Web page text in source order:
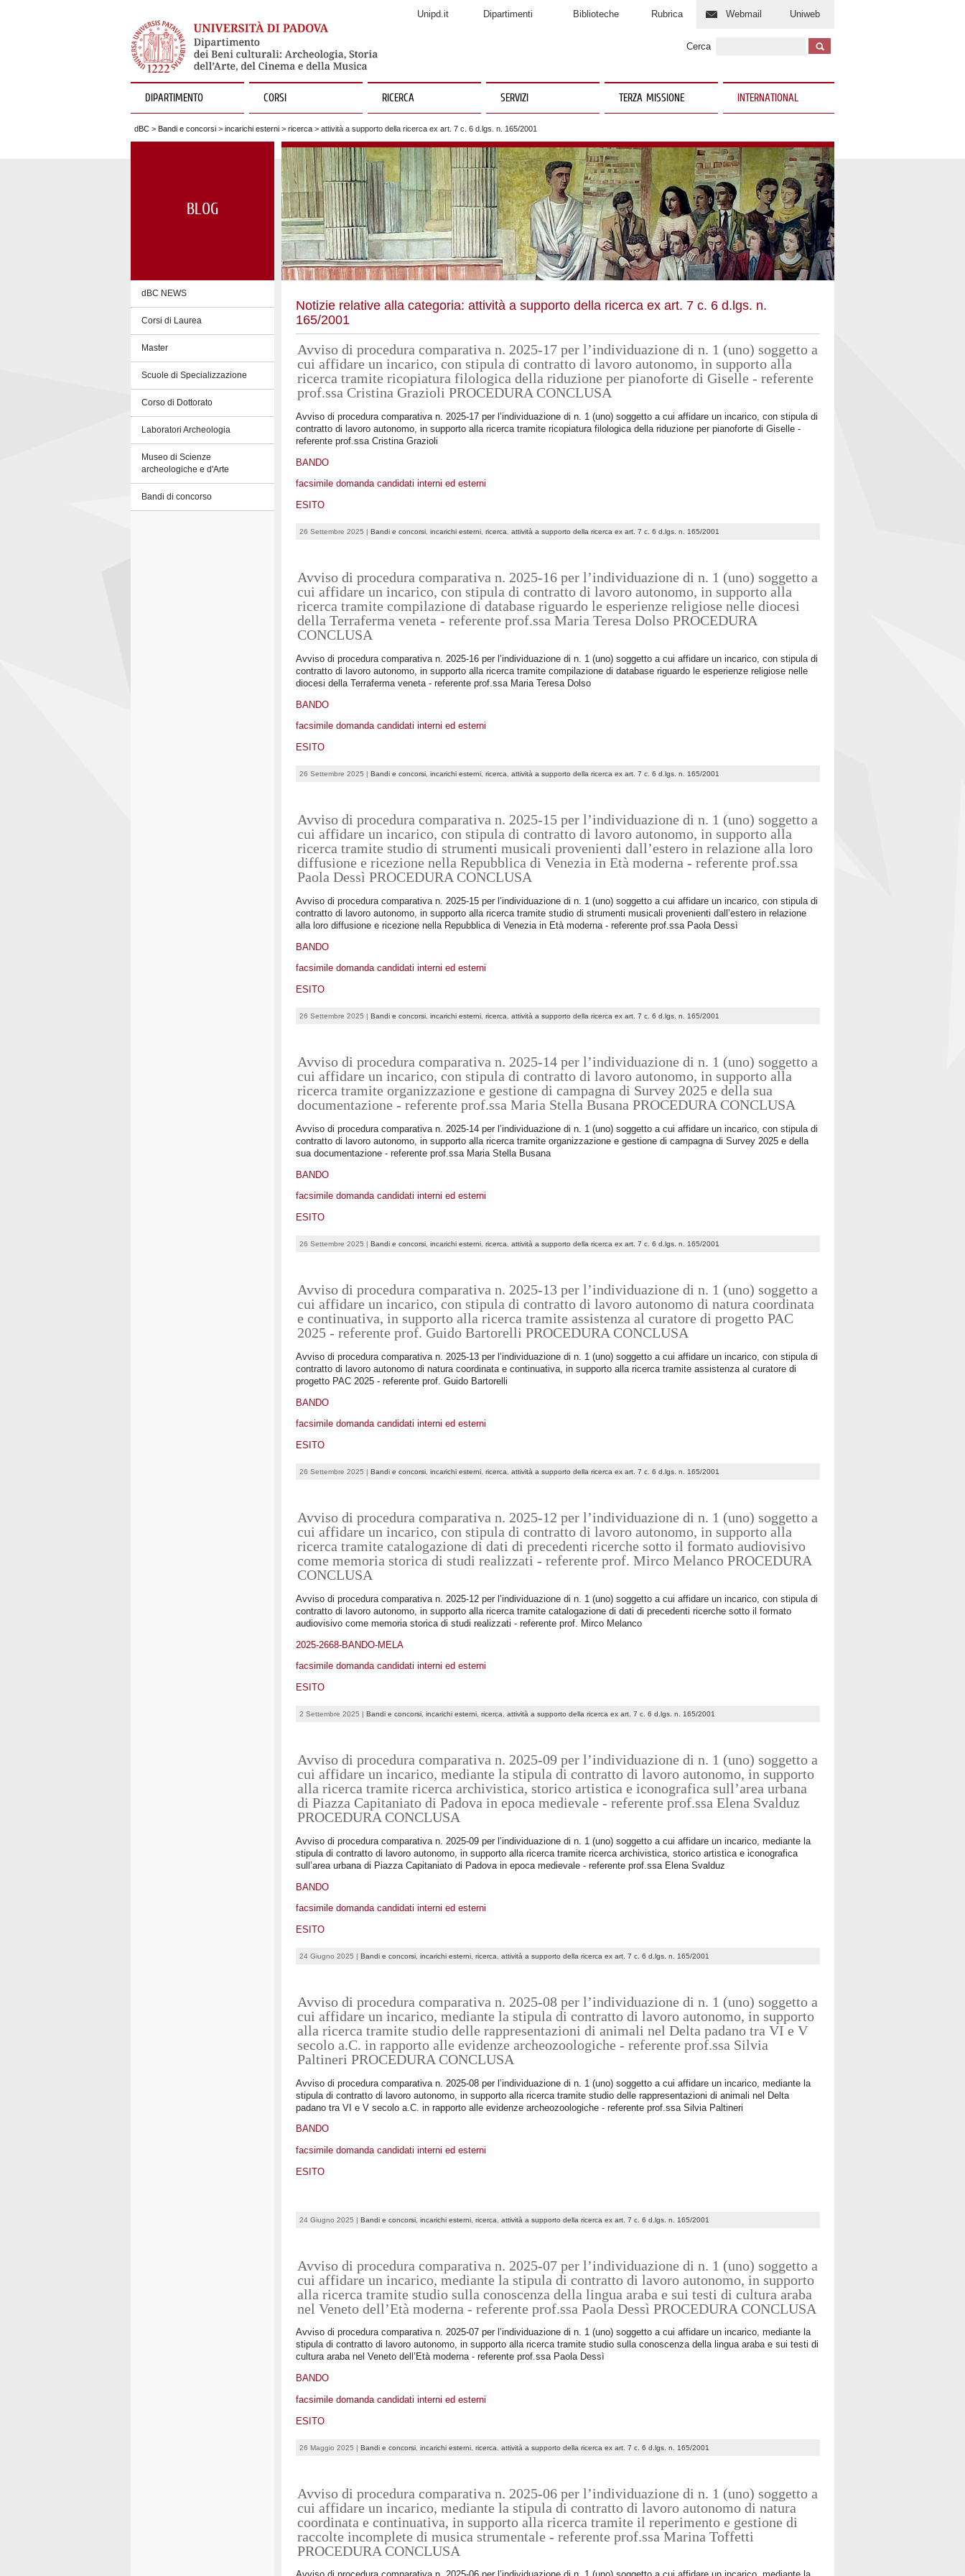
Unipd.it Dipartimenti Biblioteche Rubrica Webmail Uniweb
Cerca
DIPARTIMENTO CORSI RICERCA SERVIZI TERZA MISSIONE INTERNATIONAL
dBC > Bandi e concorsi > incarichi esterni > ricerca > attività a supporto della ricerca ex art. 7 c. 6 d.lgs. n. 165/2001
BLOG
dBC NEWS
Corsi di Laurea
Master
Scuole di Specializzazione
Corso di Dottorato
Laboratori Archeologia
Museo di Scienze
archeologiche e d'Arte
Bandi di concorso
Notizie relative alla categoria: attività a supporto della ricerca ex art. 7 c. 6 d.lgs. n.
165/2001
Avviso di procedura comparativa n. 2025-17 per l’individuazione di n. 1 (uno) soggetto a
cui affidare un incarico, con stipula di contratto di lavoro autonomo, in supporto alla
ricerca tramite ricopiatura filologica della riduzione per pianoforte di Giselle - referente
prof.ssa Cristina Grazioli PROCEDURA CONCLUSA
Avviso di procedura comparativa n. 2025-17 per l’individuazione di n. 1 (uno) soggetto a cui affidare un incarico, con stipula di
contratto di lavoro autonomo, in supporto alla ricerca tramite ricopiatura filologica della riduzione per pianoforte di Giselle -
referente prof.ssa Cristina Grazioli
BANDO
facsimile domanda candidati interni ed esterni
ESITO
26 Settembre 2025 | Bandi e concorsi incarichi esterni ricerca attività a supporto della ricerca ex art. 7 c. 6 d.lgs. n. 165/2001
Avviso di procedura comparativa n. 2025-16 per l’individuazione di n. 1 (uno) soggetto a
cui affidare un incarico, con stipula di contratto di lavoro autonomo, in supporto alla
ricerca tramite compilazione di database riguardo le esperienze religiose nelle diocesi
della Terraferma veneta - referente prof.ssa Maria Teresa Dolso PROCEDURA
CONCLUSA
Avviso di procedura comparativa n. 2025-16 per l’individuazione di n. 1 (uno) soggetto a cui affidare un incarico, con stipula di
contratto di lavoro autonomo, in supporto alla ricerca tramite compilazione di database riguardo le esperienze religiose nelle
diocesi della Terraferma veneta - referente prof.ssa Maria Teresa Dolso
BANDO
facsimile domanda candidati interni ed esterni
ESITO
26 Settembre 2025 | Bandi e concorsi incarichi esterni ricerca attività a supporto della ricerca ex art. 7 c. 6 d.lgs. n. 165/2001
Avviso di procedura comparativa n. 2025-15 per l’individuazione di n. 1 (uno) soggetto a
cui affidare un incarico, con stipula di contratto di lavoro autonomo, in supporto alla
ricerca tramite studio di strumenti musicali provenienti dall’estero in relazione alla loro
diffusione e ricezione nella Repubblica di Venezia in Età moderna - referente prof.ssa
Paola Dessì PROCEDURA CONCLUSA
Avviso di procedura comparativa n. 2025-15 per l’individuazione di n. 1 (uno) soggetto a cui affidare un incarico, con stipula di
contratto di lavoro autonomo, in supporto alla ricerca tramite studio di strumenti musicali provenienti dall’estero in relazione
alla loro diffusione e ricezione nella Repubblica di Venezia in Età moderna - referente prof.ssa Paola Dessì
BANDO
facsimile domanda candidati interni ed esterni
ESITO
26 Settembre 2025 | Bandi e concorsi incarichi esterni ricerca attività a supporto della ricerca ex art. 7 c. 6 d.lgs. n. 165/2001
Avviso di procedura comparativa n. 2025-14 per l’individuazione di n. 1 (uno) soggetto a
cui affidare un incarico, con stipula di contratto di lavoro autonomo, in supporto alla
ricerca tramite organizzazione e gestione di campagna di Survey 2025 e della sua
documentazione - referente prof.ssa Maria Stella Busana PROCEDURA CONCLUSA
Avviso di procedura comparativa n. 2025-14 per l’individuazione di n. 1 (uno) soggetto a cui affidare un incarico, con stipula di
contratto di lavoro autonomo, in supporto alla ricerca tramite organizzazione e gestione di campagna di Survey 2025 e della
sua documentazione - referente prof.ssa Maria Stella Busana
BANDO
facsimile domanda candidati interni ed esterni
ESITO
26 Settembre 2025 | Bandi e concorsi incarichi esterni ricerca attività a supporto della ricerca ex art. 7 c. 6 d.lgs. n. 165/2001
Avviso di procedura comparativa n. 2025-13 per l’individuazione di n. 1 (uno) soggetto a
cui affidare un incarico, con stipula di contratto di lavoro autonomo di natura coordinata
e continuativa, in supporto alla ricerca tramite assistenza al curatore di progetto PAC
2025 - referente prof. Guido Bartorelli PROCEDURA CONCLUSA
Avviso di procedura comparativa n. 2025-13 per l’individuazione di n. 1 (uno) soggetto a cui affidare un incarico, con stipula di
contratto di lavoro autonomo di natura coordinata e continuativa, in supporto alla ricerca tramite assistenza al curatore di
progetto PAC 2025 - referente prof. Guido Bartorelli
BANDO
facsimile domanda candidati interni ed esterni
ESITO
26 Settembre 2025 | Bandi e concorsi incarichi esterni ricerca attività a supporto della ricerca ex art. 7 c. 6 d.lgs. n. 165/2001
Avviso di procedura comparativa n. 2025-12 per l’individuazione di n. 1 (uno) soggetto a
cui affidare un incarico, con stipula di contratto di lavoro autonomo, in supporto alla
ricerca tramite catalogazione di dati di precedenti ricerche sotto il formato audiovisivo
come memoria storica di studi realizzati - referente prof. Mirco Melanco PROCEDURA
CONCLUSA
Avviso di procedura comparativa n. 2025-12 per l’individuazione di n. 1 (uno) soggetto a cui affidare un incarico, con stipula di
contratto di lavoro autonomo, in supporto alla ricerca tramite catalogazione di dati di precedenti ricerche sotto il formato
audiovisivo come memoria storica di studi realizzati - referente prof. Mirco Melanco
2025-2668-BANDO-MELA
facsimile domanda candidati interni ed esterni
ESITO
2 Settembre 2025 | Bandi e concorsi incarichi esterni ricerca attività a supporto della ricerca ex art. 7 c. 6 d.lgs. n. 165/2001
Avviso di procedura comparativa n. 2025-09 per l’individuazione di n. 1 (uno) soggetto a
cui affidare un incarico, mediante la stipula di contratto di lavoro autonomo, in supporto
alla ricerca tramite ricerca archivistica, storico artistica e iconografica sull’area urbana
di Piazza Capitaniato di Padova in epoca medievale - referente prof.ssa Elena Svalduz
PROCEDURA CONCLUSA
Avviso di procedura comparativa n. 2025-09 per l’individuazione di n. 1 (uno) soggetto a cui affidare un incarico, mediante la
stipula di contratto di lavoro autonomo, in supporto alla ricerca tramite ricerca archivistica, storico artistica e iconografica
sull’area urbana di Piazza Capitaniato di Padova in epoca medievale - referente prof.ssa Elena Svalduz
BANDO
facsimile domanda candidati interni ed esterni
ESITO
24 Giugno 2025 | Bandi e concorsi incarichi esterni ricerca attività a supporto della ricerca ex art. 7 c. 6 d.lgs. n. 165/2001
Avviso di procedura comparativa n. 2025-08 per l’individuazione di n. 1 (uno) soggetto a
cui affidare un incarico, mediante la stipula di contratto di lavoro autonomo, in supporto
alla ricerca tramite studio delle rappresentazioni di animali nel Delta padano tra VI e V
secolo a.C. in rapporto alle evidenze archeozoologiche - referente prof.ssa Silvia
Paltineri PROCEDURA CONCLUSA
Avviso di procedura comparativa n. 2025-08 per l’individuazione di n. 1 (uno) soggetto a cui affidare un incarico, mediante la
stipula di contratto di lavoro autonomo, in supporto alla ricerca tramite studio delle rappresentazioni di animali nel Delta
padano tra VI e V secolo a.C. in rapporto alle evidenze archeozoologiche - referente prof.ssa Silvia Paltineri
BANDO
facsimile domanda candidati interni ed esterni
ESITO
24 Giugno 2025 | Bandi e concorsi incarichi esterni ricerca attività a supporto della ricerca ex art. 7 c. 6 d.lgs. n. 165/2001
Avviso di procedura comparativa n. 2025-07 per l’individuazione di n. 1 (uno) soggetto a
cui affidare un incarico, mediante la stipula di contratto di lavoro autonomo, in supporto
alla ricerca tramite studio sulla conoscenza della lingua araba e sui testi di cultura araba
nel Veneto dell’Età moderna - referente prof.ssa Paola Dessì PROCEDURA CONCLUSA
Avviso di procedura comparativa n. 2025-07 per l’individuazione di n. 1 (uno) soggetto a cui affidare un incarico, mediante la
stipula di contratto di lavoro autonomo, in supporto alla ricerca tramite studio sulla conoscenza della lingua araba e sui testi di
cultura araba nel Veneto dell’Età moderna - referente prof.ssa Paola Dessì
BANDO
facsimile domanda candidati interni ed esterni
ESITO
26 Maggio 2025 | Bandi e concorsi incarichi esterni ricerca attività a supporto della ricerca ex art. 7 c. 6 d.lgs. n. 165/2001
Avviso di procedura comparativa n. 2025-06 per l’individuazione di n. 1 (uno) soggetto a
cui affidare un incarico, mediante la stipula di contratto di lavoro autonomo di natura
coordinata e continuativa, in supporto alla ricerca tramite il reperimento e gestione di
raccolte incomplete di musica strumentale - referente prof.ssa Marina Toffetti
PROCEDURA CONCLUSA